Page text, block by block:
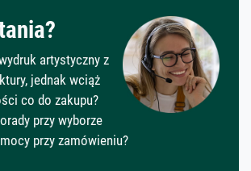
artystyczny z
jednak wciąż
co do zakupu?
przy wyborze
przy zamówieniu?